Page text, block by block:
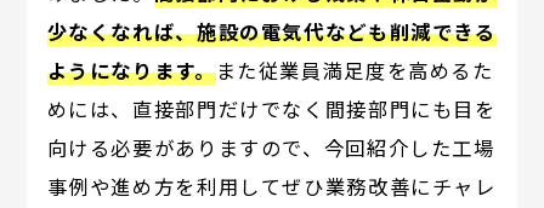
少なくなれば、施設の電気代なども削減できる
ようになります。また従業員満足度を高めるた
めには、直接部門だけでなく間接部門にも目を
向ける必要がありますので、今回紹介した工場
事例や進め方を利用してぜひ業務改善にチャレ